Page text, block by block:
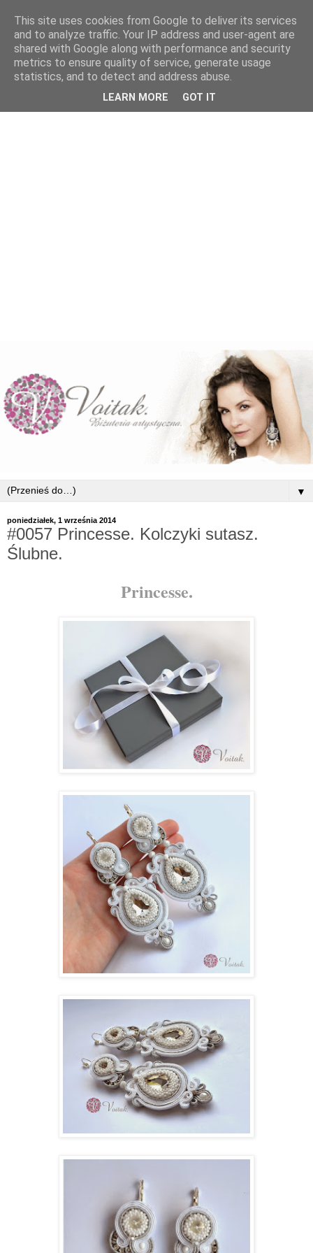
▼
poniedziałek, 1 września 2014
#0057 Princesse. Kolczyki sutasz.
Ślubne.
Princesse.
This site uses cookies from Google to deliver its services
and to analyze traffic. Your IP address and user-agent are
shared with Google along with performance and security
metrics to ensure quality of service, generate usage
statistics, and to detect and address abuse.
LEARN MORE GOT IT